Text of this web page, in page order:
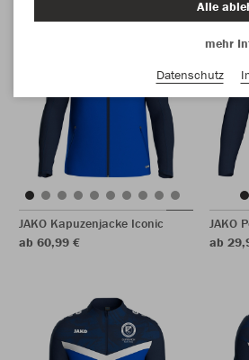
JAKO Kapuzenjacke Iconic
ab 60,99 €
JAKO
ab
Alle
mehr
Datenschutz